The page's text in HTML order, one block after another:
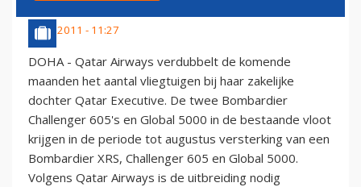
4 mei 2011 - 11:27
DOHA - Qatar Airways verdubbelt de komende
maanden het aantal vliegtuigen bij haar zakelijke
dochter Qatar Executive. De twee Bombardier
Challenger 605's en Global 5000 in de bestaande vloot
krijgen in de periode tot augustus versterking van een
Bombardier XRS, Challenger 605 en Global 5000.
Volgens Qatar Airways is de uitbreiding nodig